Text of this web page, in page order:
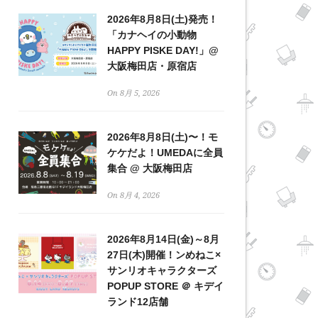
2026年8月8日(土)発売！
「カナヘイの小動物
HAPPY PISKE DAY!」@
大阪梅田店・原宿店
On 8月 5, 2026
2026年8月8日(土)〜！モ
ケケだよ！UMEDAに全員
集合 @ 大阪梅田店
On 8月 4, 2026
2026年8月14日(金)～8月
27日(木)開催！ンめねこ×
サンリオキャラクターズ
POPUP STORE ＠ キデイ
ランド12店舗